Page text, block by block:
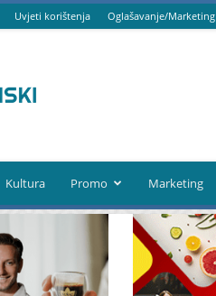
Uvjeti korištenja Oglašavanje/Marketing
Kultura Promo Marketing